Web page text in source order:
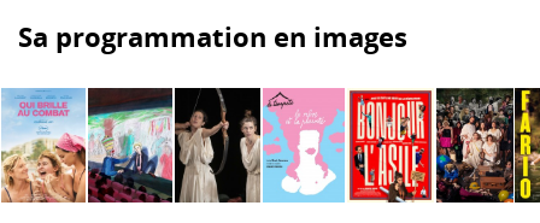
Sa programmation en images